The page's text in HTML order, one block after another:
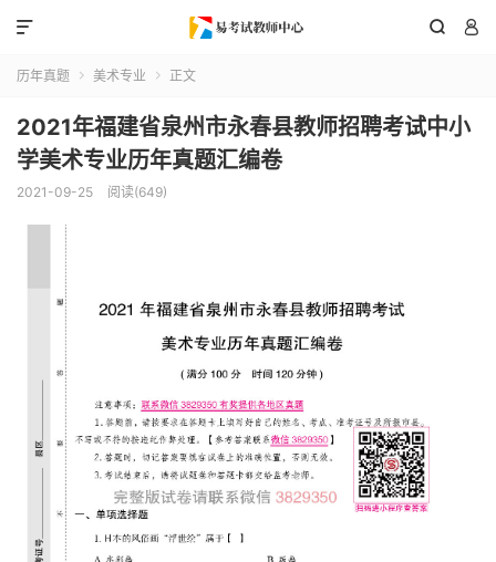
 

历年真题  美术专业  正文
2021年福建省泉州市永春县教师招聘考试中小
学美术专业历年真题汇编卷
2021-09-25 阅读(649)